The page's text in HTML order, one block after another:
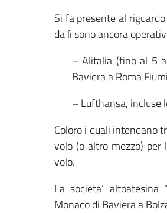
Si fa presente al
da lì sono ancora
– Alitalia (fino al 5
Baviera a Roma
– Lufthansa, incluse
Coloro i quali intendano
volo (o altro mezzo) per
volo.
La societa’ altoatesina
Monaco di Baviera a